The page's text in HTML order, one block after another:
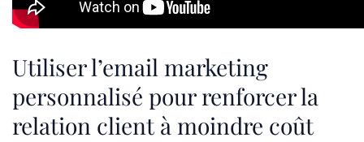
Utiliser l’email marketing
personnalisé pour renforcer la
relation client à moindre coût